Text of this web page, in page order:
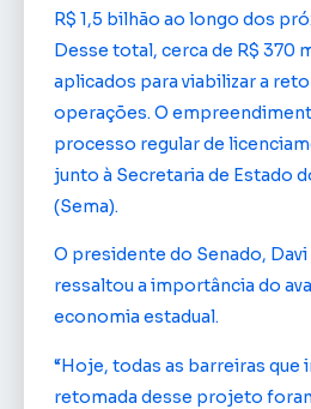
R$ 1,5 bilhão ao longo dos
Desse total, cerca de R$ 370
aplicados para viabilizar a
operações. O
processo regular de
junto à Secretaria de Estado
(Sema).
O presidente do Senado,
ressaltou a importância do
economia estadual.
“Hoje, todas as barreiras que
retomada desse projeto